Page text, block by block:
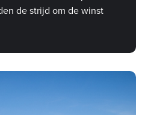
de strijd om de winst